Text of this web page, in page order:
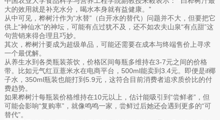
大的效用就是补充水分，喝水本身就有益健康。”
从中可见，桦树汁作为“水替”（白开水的替代）问题并不大，但要把它
供上“神仙水”的神坛，可能有点过犹不及，还不如农夫山泉“有点甜”这
句营销来得合理且巧妙。
其次，桦树汁要成为超级单品，可能还需要在成本与终端售价上寻求
一个最优解。
从养生水到各类瓶装茶饮，价格区间每瓶多维持在3-7元之间的价格
带。比如元气红豆薏米水在电商平台，500ml能卖到3.4元。即便是if椰
子水，350ml瓶装也能打到5.9元，这符合目前消费者追求质价比的付
费趋势。
如果桦树汁每瓶装价格维持在10元以上，估计能吸引到“尝鲜者”，但
可能会影响“复购率”，就像鸣鸣一家，尝鲜过后她还会遇到更多的“可
替代”。